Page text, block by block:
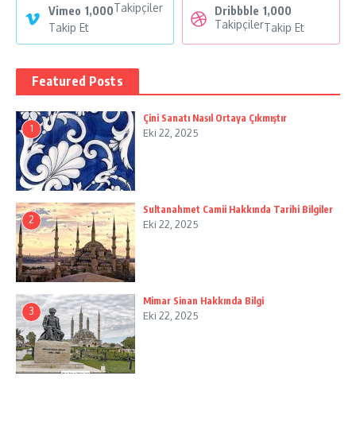
Vimeo 1,000Takipçiler
Takip Et
Dribbble 1,000
TakipçilerTakip Et
Featured Posts
1
Çini Sanatı Nasıl Ortaya Çıkmıştır
Eki 22, 2025
2
Sultanahmet Camii Hakkında Tarihi Bilgiler
Eki 22, 2025
3
Mimar Sinan Hakkında Bilgi
Eki 22, 2025